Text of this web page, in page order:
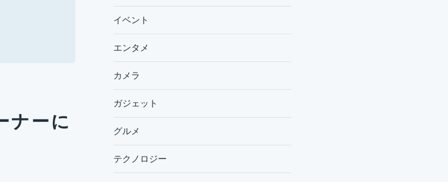
ナーに
イベント
エンタメ
カメラ
ガジェット
グルメ
テクノロジー